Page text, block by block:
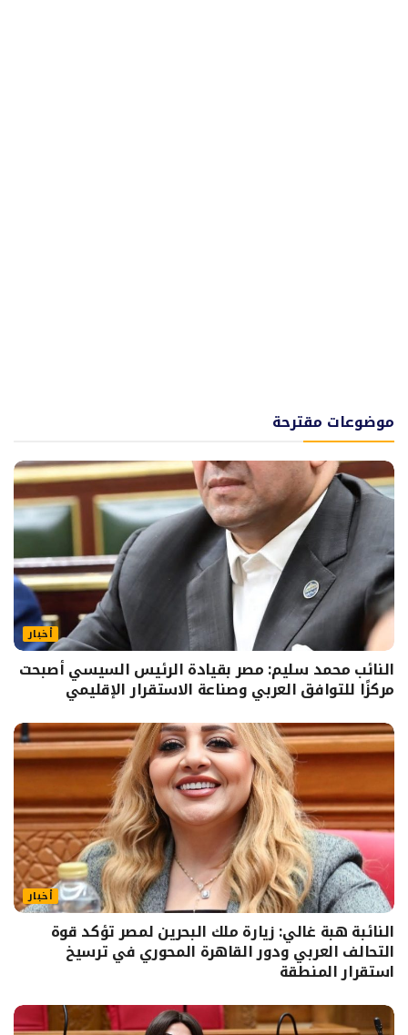
موضوعات مقترحة
أخبار
النائب محمد سليم: مصر بقيادة الرئيس السيسي أصبحت
مركزًا للتوافق العربي وصناعة الاستقرار الإقليمي
أخبار
النائبة هبة غالي: زيارة ملك البحرين لمصر تؤكد قوة
التحالف العربي ودور القاهرة المحوري في ترسيخ
استقرار المنطقة